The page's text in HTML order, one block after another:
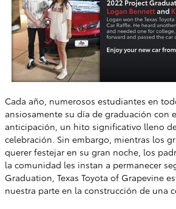
Cada año, numerosos estudiantes en
ansiosamente su día de graduación con
anticipación, un hito significativo lleno
celebración. Sin embargo, mientras los
querer festejar en su gran noche, los
la comunidad les instan a permanecer
Graduation, Texas Toyota of Grapevine
nuestra parte en la construcción de una